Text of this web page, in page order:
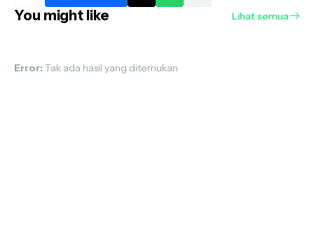
You might like Lihat semua
Error: Tak ada hasil yang ditemukan